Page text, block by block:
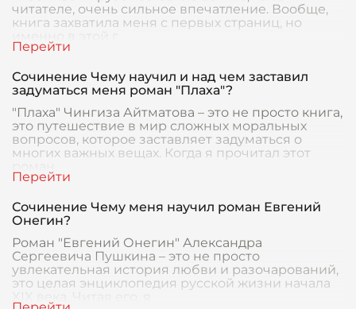
читателе, очень сильное впечатление. Вообще,
книга захватила меня с первых страниц, но
Сочинение Чему научил и над чем заставил
задуматься меня роман "Плаха"?
"Плаха" Чингиза Айтматова – это не просто книга,
это путешествие в мир сложных моральных
вопросов, которое заставляет задуматься о
многих важных вещах. Когда я прочитал этот
Сочинение Чему меня научил роман Евгений
Онегин?
Роман "Евгений Онегин" Александра
Сергеевича Пушкина – это не просто
увлекательная история любви и разочарований,
это целая энциклопедия русской жизни начала
XIX века. Читая его, я